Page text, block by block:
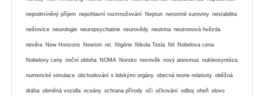
nepodmíněný příjem nepohlavní rozmnožování Neptun nerostné suroviny nestabilita
neštovice neurologie neuropsychiatrie neurovědy neutrina neutronová hvězda
nevěra New Horizons Newton nic Nigérie Nikola Tesla Nil Nobelova cena
Nobelovy ceny noční obloha NOMA Norsko novověk nový ateismus nukleosyntéza
numerické simulace obchodování s lidskými orgány obecná teorie relativity oběžná
dráha obrněná vozidla oceány ochrana přírody oči očkování odboj oheň olovo